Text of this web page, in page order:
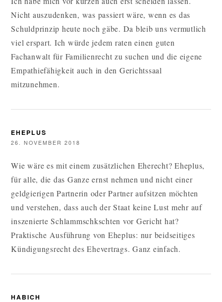
Nicht auszudenken, was passiert wäre, wenn es das
Schuldprinzip heute noch gäbe. Da bleib uns vermutlich
viel erspart. Ich würde jedem raten einen guten
Fachanwalt für Familienrecht zu suchen und die eigene
Empathiefähigkeit auch in den Gerichtssaal
mitzunehmen.
EHEPLUS
26. NOVEMBER 2018
Wie wäre es mit einem zusätzlichen Eherecht? Eheplus,
für alle, die das Ganze ernst nehmen und nicht einer
geldgierigen Partnerin oder Partner aufsitzen möchten
und verstehen, dass auch der Staat keine Lust mehr auf
inszenierte Schlammschkschten vor Gericht hat?
Praktische Ausführung von Eheplus: nur beidseitiges
Kündigungsrecht des Ehevertrags. Ganz einfach.
HABICH